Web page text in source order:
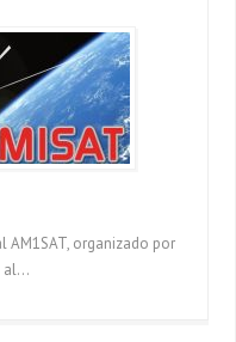
AM1SAT, organizado por
al...